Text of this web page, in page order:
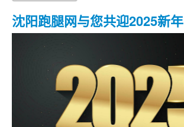
沈阳跑腿网与您共迎2025新年